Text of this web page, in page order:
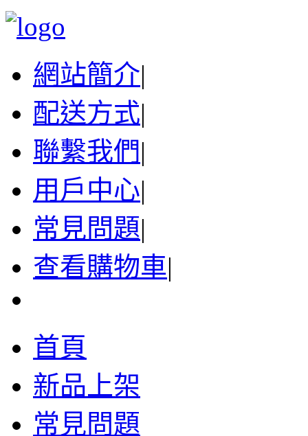
網站簡介|
配送方式|
聯繫我們|
用戶中心|
常見問題|
查看購物車|
首頁
新品上架
常見問題